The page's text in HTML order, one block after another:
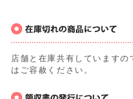
店舗と在庫共有していますの
はご容赦ください。